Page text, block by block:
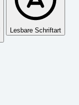
Lesbare Schriftart